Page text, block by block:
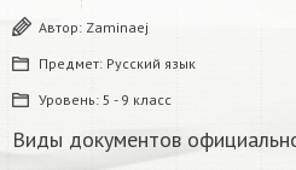
Автор: Zaminaej
Предмет: Русский язык
Уровень: 5 - 9 класс
Виды документов